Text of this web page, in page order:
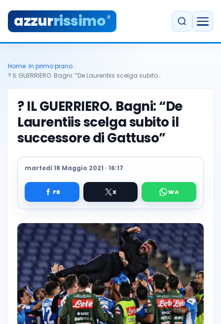
azzurrissimo.it
Home In primo piano
? IL GUERRIERO. Bagni: “De Laurentiis scelga subito…
? IL GUERRIERO. Bagni: “De
Laurentiis scelga subito il
successore di Gattuso”
martedì 18 Maggio 2021 · 16:17